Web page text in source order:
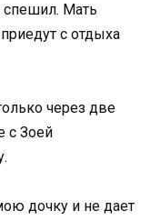
спешил. Мать
с отдыха
через две
с Зоей
дочку и не дает